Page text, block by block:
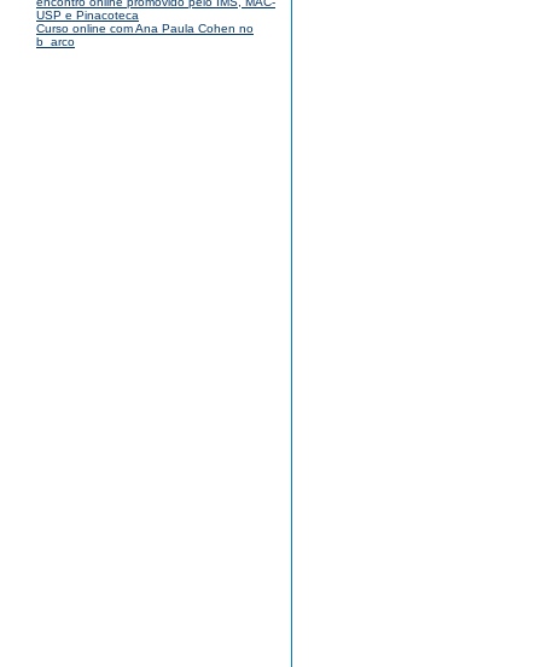
USP e Pinacoteca
Curso online com Ana Paula Cohen no
b_arco